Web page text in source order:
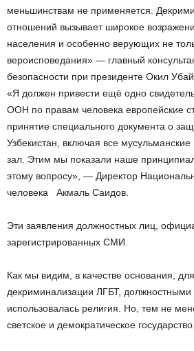
меньшинствам не применяется.
отношений вызывает широкое
населения и особенно верующих не
вероисповедания» — главный
безопасности при президенте Окил
«Я должен привести ещё одно
ООН по правам человека европейские
принятие специального документа о
Узбекистан, включая все мусульманские
зал. Этим мы показали наше
этому вопросу», — Директор
человека Акмаль Саидов.
Эти заявления должностных лиц,
зарегистрированных СМИ.
Как мы видим, в качестве основания, для
декриминализации ЛГБТ,
использовалась религия. Но, тем не
светское и демократическое государство.